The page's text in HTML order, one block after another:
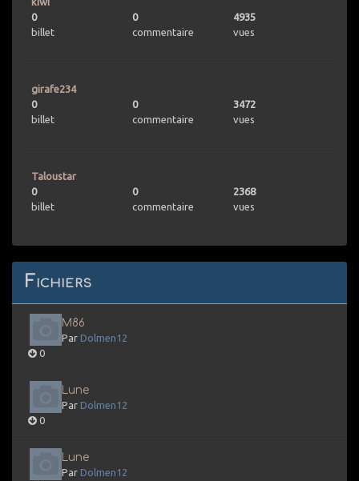
0
billet
0
commentaire
4935
vues
girafe234
0
billet
0
commentaire
3472
vues
Taloustar
0
billet
0
commentaire
2368
vues
Fichiers
M86
Par Dolmen12
0
Lune
Par Dolmen12
0
Lune
Par Dolmen12